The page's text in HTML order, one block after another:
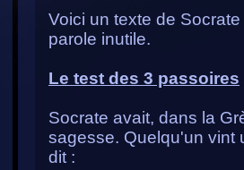
Voici un texte de
parole inutile.
Le test des 3 passoires
Socrate avait, dans la
sagesse. Quelqu'un vint
dit :